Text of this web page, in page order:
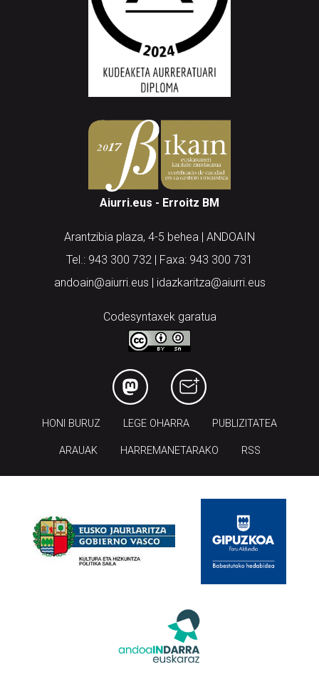
Aiurri.eus - Erroitz BM
Arantzibia plaza, 4-5 behea | ANDOAIN
Tel.: 943 300 732 | Faxa: 943 300 731
andoain@aiurri.eus | idazkaritza@aiurri.eus
Codesyntaxek garatua
HONI BURUZ LEGE OHARRA PUBLIZITATEA
ARAUAK HARREMANETARAKO RSS